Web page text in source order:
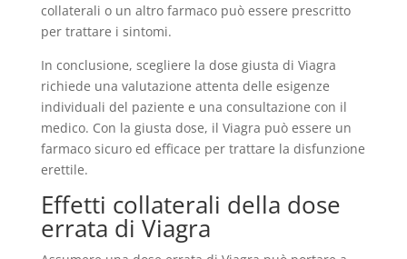
collaterali o un altro farmaco può essere prescritto
per trattare i sintomi.
In conclusione, scegliere la dose giusta di Viagra
richiede una valutazione attenta delle esigenze
individuali del paziente e una consultazione con il
medico. Con la giusta dose, il Viagra può essere un
farmaco sicuro ed efficace per trattare la disfunzione
erettile.
Effetti collaterali della dose
errata di Viagra